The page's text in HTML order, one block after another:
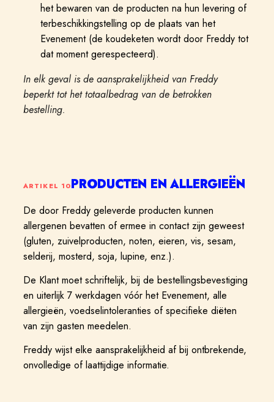
het bewaren van de producten na hun levering of
terbeschikkingstelling op de plaats van het
Evenement (de koudeketen wordt door Freddy tot
dat moment gerespecteerd).
In elk geval is de aansprakelijkheid van Freddy
beperkt tot het totaalbedrag van de betrokken
bestelling.
ARTIKEL 10PRODUCTEN EN ALLERGIEËN
De door Freddy geleverde producten kunnen
allergenen bevatten of ermee in contact zijn geweest
(gluten, zuivelproducten, noten, eieren, vis, sesam,
selderij, mosterd, soja, lupine, enz.).
De Klant moet schriftelijk, bij de bestellingsbevestiging
en uiterlijk 7 werkdagen vóór het Evenement, alle
allergieën, voedselintoleranties of specifieke diëten
van zijn gasten meedelen.
Freddy wijst elke aansprakelijkheid af bij ontbrekende,
onvolledige of laattijdige informatie.